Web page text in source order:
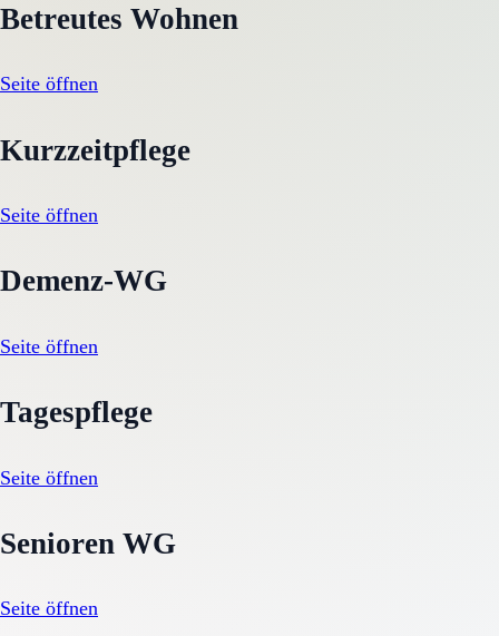
Betreutes Wohnen
Seite öffnen
Kurzzeitpflege
Seite öffnen
Demenz-WG
Seite öffnen
Tagespflege
Seite öffnen
Senioren WG
Seite öffnen